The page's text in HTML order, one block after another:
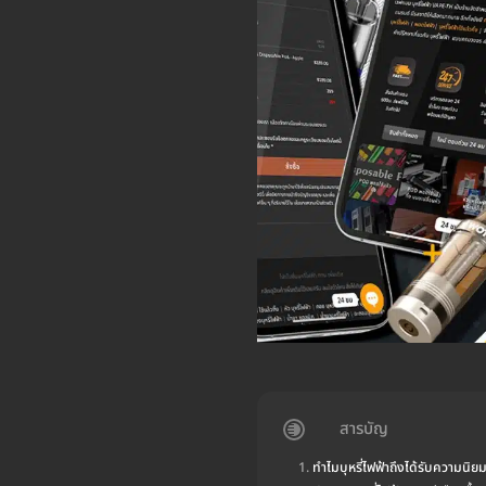
สารบัญ
ทำไมบุหรี่ไฟฟ้าถึงได้รับความนิยม